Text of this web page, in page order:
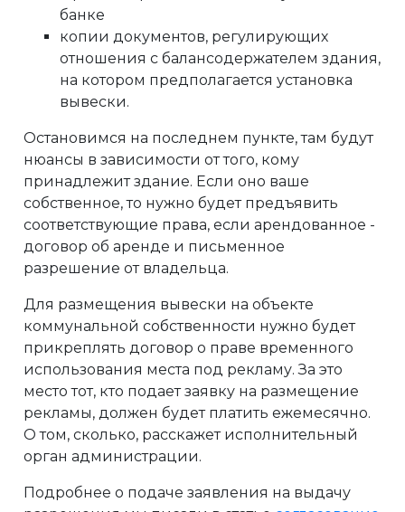
банке
копии документов, регулирующих
отношения с балансодержателем здания,
на котором предполагается установка
вывески.
Остановимся на последнем пункте, там будут
нюансы в зависимости от того, кому
принадлежит здание. Если оно ваше
собственное, то нужно будет предъявить
соответствующие права, если арендованное -
договор об аренде и письменное
разрешение от владельца.
Для размещения вывески на объекте
коммунальной собственности нужно будет
прикреплять договор о праве временного
использования места под рекламу. За это
место тот, кто подает заявку на размещение
рекламы, должен будет платить ежемесячно.
О том, сколько, расскажет исполнительный
орган администрации.
Подробнее о подаче заявления на выдачу